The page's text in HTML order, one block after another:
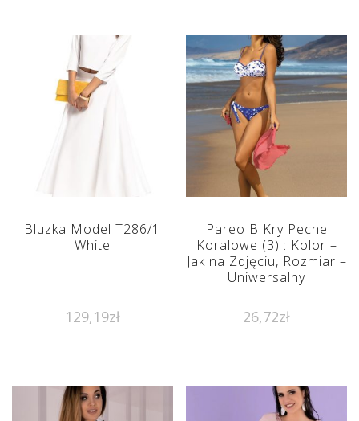
Bluzka Model T286/1
White
129,19zł
Pareo B Kry Peche
Koralowe (3) : Kolor –
Jak na Zdjęciu, Rozmiar –
Uniwersalny
26,72zł